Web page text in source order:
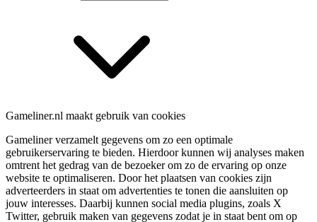
Gameliner.nl maakt gebruik van cookies
Gameliner verzamelt gegevens om zo een optimale
gebruikerservaring te bieden. Hierdoor kunnen wij analyses maken
omtrent het gedrag van de bezoeker om zo de ervaring op onze
website te optimaliseren. Door het plaatsen van cookies zijn
adverteerders in staat om advertenties te tonen die aansluiten op
jouw interesses. Daarbij kunnen social media plugins, zoals X
Twitter, gebruik maken van gegevens zodat je in staat bent om op